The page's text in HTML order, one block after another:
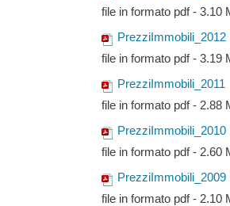
file in formato pdf - 3.10
PrezziImmobili_2012
file in formato pdf - 3.19
PrezziImmobili_2011
file in formato pdf - 2.88
PrezziImmobili_2010
file in formato pdf - 2.60
PrezziImmobili_2009
file in formato pdf - 2.10